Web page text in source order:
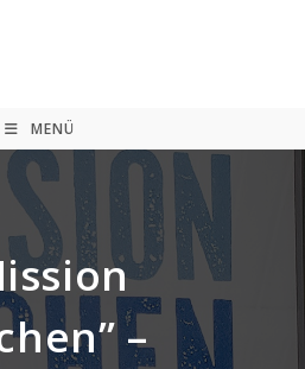
MENÜ
–